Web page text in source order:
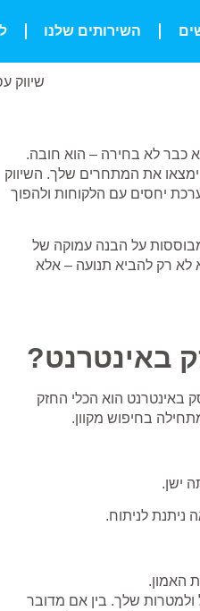
השירותים שלנו
כבר לא בחירה – הוא חובה.
ימצאו את המתחרים שלך. השיווק
יחסים עם הלקוחות ולהפוך
על הבנה עמוקה של
לא רק להביא תנועה – אלא
באינטרנט?
באינטרנט הוא הכלי החזק
בחיפוש מקוון.
ישן.
ניתנת לניתוח.
האמון.
ולמטרות שלך. בין אם מדובר